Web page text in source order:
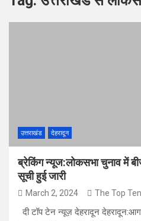
उत्तराखंड देहरादून
ब्रेकिंग न्यूज:लोकसभा चुनाव में
सूची हुई जारी
March 2, 2024 The Top
दी टॉप टेन न्यूज़ देहरादून